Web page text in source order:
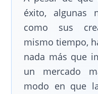
éxito, algunas
como sus
mismo tiempo,
nada más que
un mercado
modo en que